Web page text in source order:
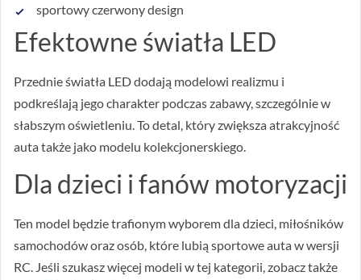
sportowy czerwony design
Efektowne światła LED
Przednie światła LED dodają modelowi realizmu i
podkreślają jego charakter podczas zabawy, szczególnie w
słabszym oświetleniu. To detal, który zwiększa atrakcyjność
auta także jako modelu kolekcjonerskiego.
Dla dzieci i fanów motoryzacji
Ten model będzie trafionym wyborem dla dzieci, miłośników
samochodów oraz osób, które lubią sportowe auta w wersji
RC. Jeśli szukasz więcej modeli w tej kategorii, zobacz także